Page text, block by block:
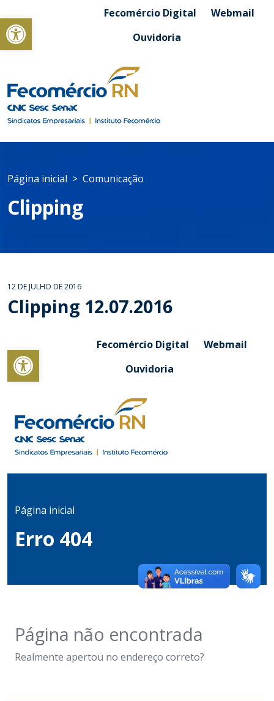
Abrir a barra de ferramentasFecomércio Digital
Webmail
Ouvidoria
Página inicial Comunicação
Clipping
12 DE JULHO DE 2016
Clipping 12.07.2016